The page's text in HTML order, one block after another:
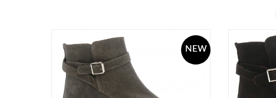
NEW